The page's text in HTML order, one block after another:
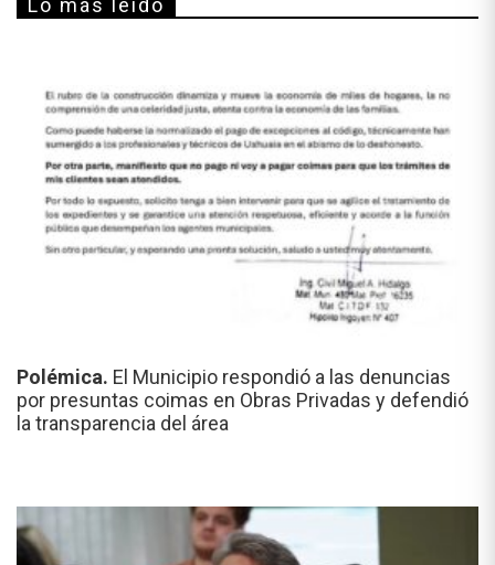
Polémica. El Municipio respondió a las denuncias
por presuntas coimas en Obras Privadas y defendió
la transparencia del área